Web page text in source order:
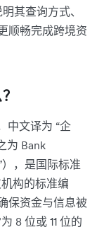
其查询方式、
顺畅完成跨境资
中文译为 “企
为 Bank
，是国际标准
构的标准编
保资金与信息被
8 位或 11 位的